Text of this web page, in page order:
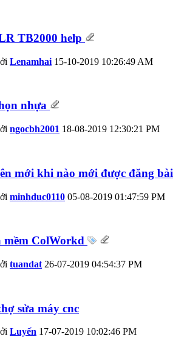
TB2000 help
Lenamhai 15-10-2019 10:26:49 AM
nhựa
ngocbh2001 18-08-2019 12:30:21 PM
mới khi nào mới được đăng bài
minhduc0110 05-08-2019 01:47:59 PM
mềm ColWorkd
tuandat 26-07-2019 04:54:37 PM
sửa máy cnc
Luyến 17-07-2019 10:02:46 PM